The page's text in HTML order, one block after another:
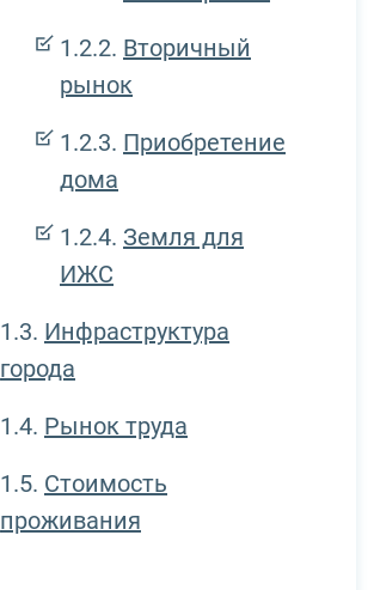
Вторичный
рынок
Приобретение
дома
Земля для
ИЖС
Инфраструктура
города
Рынок труда
Стоимость
проживания